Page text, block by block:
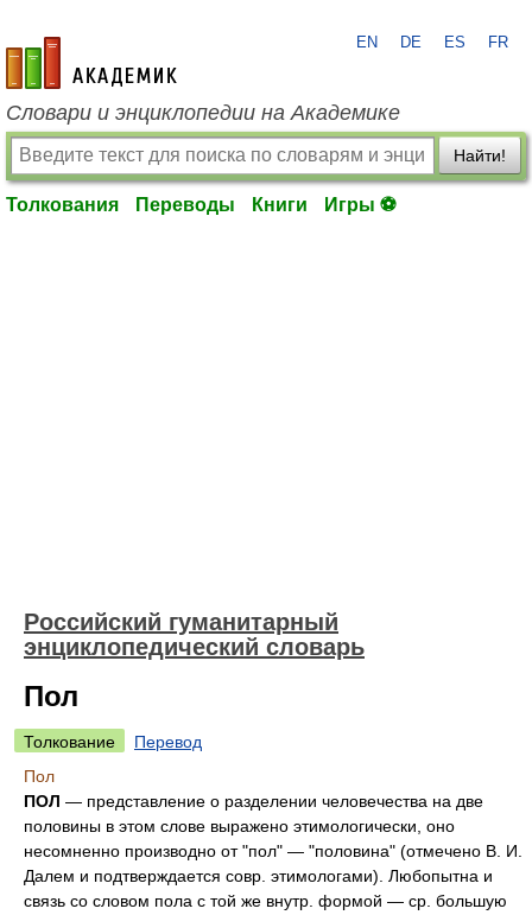
academic.ru
EN DE ES FR
Словари и энциклопедии на Академике
Найти!
Толкования Переводы Книги Игры ⚽
Российский гуманитарный
энциклопедический словарь
Пол
Толкование
Перевод
Пол
ПОЛ — представление о разделении человечества на две
половины в этом слове выражено этимологически, оно
несомненно производно от "пол" — "половина" (отмечено В. И.
Далем и подтверждается совр. этимологами). Любопытна и
связь со словом пола с той же внутр. формой — ср. большую